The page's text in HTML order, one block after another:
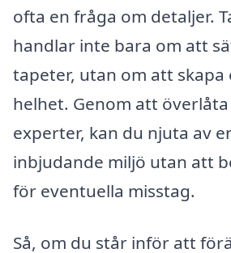
ofta en fråga om detaljer.
handlar inte bara om att
tapeter, utan om att skapa
helhet. Genom att
experter, kan du njuta av
inbjudande miljö utan att
för eventuella misstag.
Så, om du står inför att